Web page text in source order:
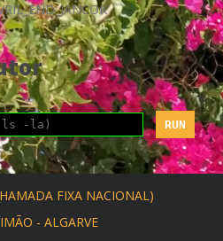
FIXA NACIONAL)
- ALGARVE